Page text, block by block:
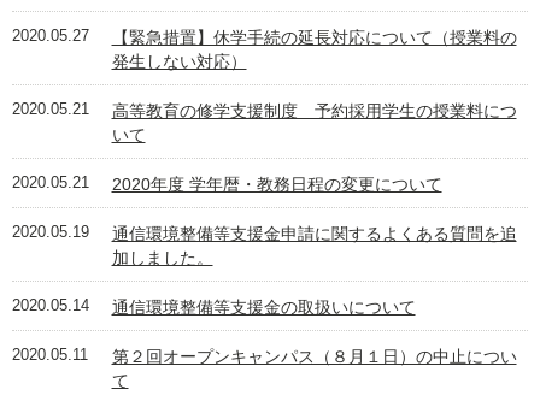
2020.05.27
【緊急措置】休学手続の延長対応について（授業料の
発生しない対応）
2020.05.21
高等教育の修学支援制度 予約採用学生の授業料につ
いて
2020.05.21 2020年度 学年暦・教務日程の変更について
2020.05.19
通信環境整備等支援金申請に関するよくある質問を追
加しました。
2020.05.14 通信環境整備等支援金の取扱いについて
2020.05.11
第２回オープンキャンパス（８月１日）の中止につい
て